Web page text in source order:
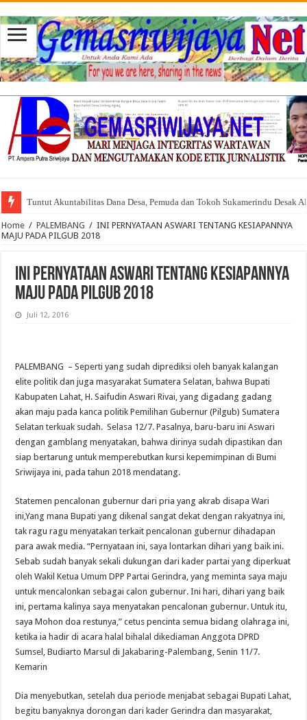
Tuntut Akuntabilitas Dana Desa, Pemuda dan Tokoh Sukamerindu Desak
Home / PALEMBANG / INI PERNYATAAN ASWARI TENTANG KESIAPANNYA
MAJU PADA PILGUB 2018
INI PERNYATAAN ASWARI TENTANG KESIAPANNYA
MAJU PADA PILGUB 2018
Juli 12, 2016
PALEMBANG – Seperti yang sudah diprediksi oleh banyak kalangan
elite politik dan juga masyarakat Sumatera Selatan, bahwa Bupati
Kabupaten Lahat, H. Saifudin Aswari Rivai, yang digadang gadang
akan maju pada kanca politik Pemilihan Gubernur (Pilgub) Sumatera
Selatan terkuak sudah. Selasa 12/7. Pasalnya, baru-baru ini Aswari
dengan gamblang menyatakan, bahwa dirinya sudah dipastikan dan
siap bertarung untuk memperebutkan kursi kepemimpinan di Bumi
Sriwijaya ini, pada tahun 2018 mendatang.
Statemen pencalonan gubernur dari pria yang akrab disapa Wari
ini,Yang mana Bupati yang dikenal sangat dekat dengan rakyatnya ini,
tak ragu ragu menyatakan terkait pencalonan gubernur dihadapan
para awak media. “Pernyataan ini, saya lontarkan dihari yang baik ini.
Sebab sudah banyak sekali dukungan dari kader partai yang diperkuat
oleh Wakil Ketua Umum DPP Partai Gerindra, yang meminta saya maju
untuk mencalonkan sebagai calon gubernur. Ini hari, dihari yang baik
ini, pertama kalinya saya menyatakan pencalonan gubernur. Untuk itu,
saya Mohon doa restunya,” cetus pencinta semua bidang olahraga ini,
ketika ia hadir di acara halal bihalal dikediaman Anggota DPRD
Sumsel, Budiarto Marsul di Jakabaring-Palembang, Senin 11/7.
Kemarin
Dia menyebutkan, setelah dua periode menjabat sebagai Bupati Lahat,
begitu banyaknya dorongan dari kader Gerindra dan masyarakat,